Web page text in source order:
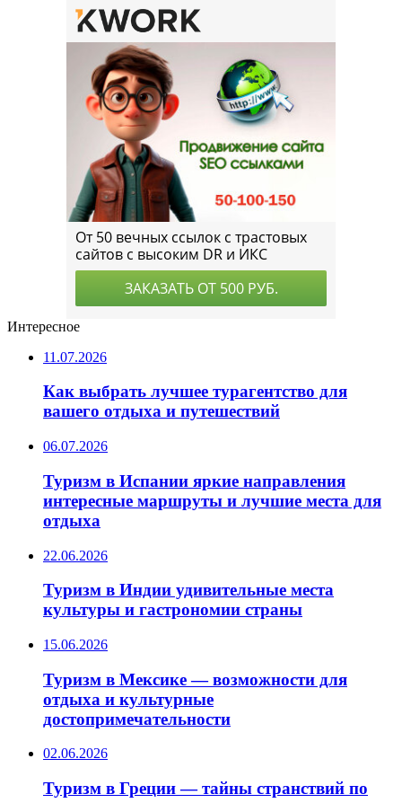
Интересное
11.07.2026
Как выбрать лучшее турагентство для
вашего отдыха и путешествий
06.07.2026
Туризм в Испании яркие направления
интересные маршруты и лучшие места для
отдыха
22.06.2026
Туризм в Индии удивительные места
культуры и гастрономии страны
15.06.2026
Туризм в Мексике — возможности для
отдыха и культурные
достопримечательности
02.06.2026
Туризм в Греции — тайны странствий по